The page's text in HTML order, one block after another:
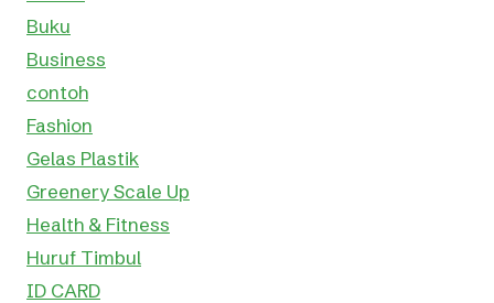
Buku
Business
contoh
Fashion
Gelas Plastik
Greenery Scale Up
Health & Fitness
Huruf Timbul
ID CARD